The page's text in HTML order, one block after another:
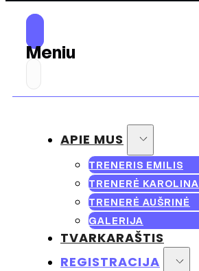
Meniu
APIE MUS
TRENERIS EMILIS
TRENERĖ KAROLINA
TRENERĖ AUŠRINĖ
GALERIJA
TVARKARAŠTIS
REGISTRACIJA